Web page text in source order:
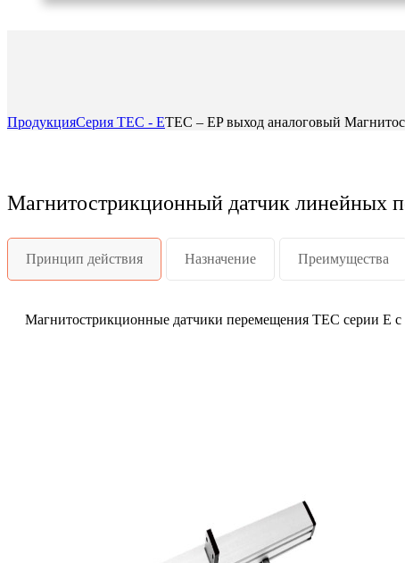
ПродукцияСерия TEC - ETEC – EP выход аналоговый
Магнитострикционный датчик линейных
Принцип действия Назначение Преимущества
Магнитострикционные датчики перемещения TEC серии E